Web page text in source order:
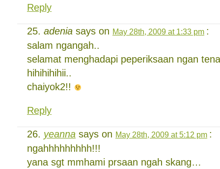
Reply
adenia says on May 28th, 2009 at 1:33 pm :
salam ngangah..
selamat menghadapi peperiksaan ngan
hihihihihii..
chaiyok2!!
Reply
yeanna says on May 28th, 2009 at 5:12 pm :
ngahhhhhhhhh!!!
yana sgt mmhami prsaan ngah skang…